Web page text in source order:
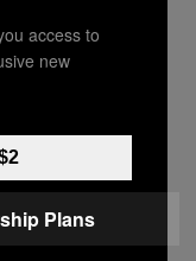
access to
new
Plans